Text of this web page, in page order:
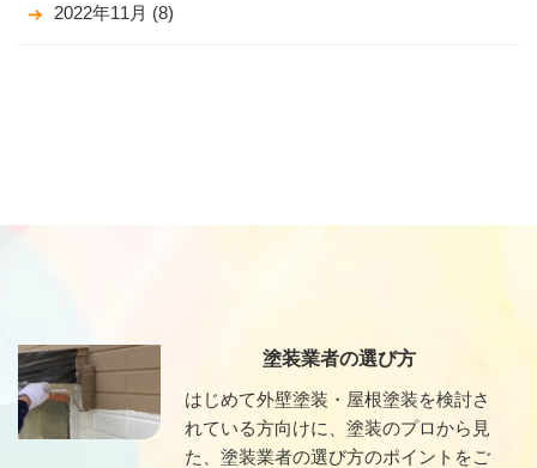
2022年11月 (8)
塗装業者の選び方
はじめて外壁塗装・屋根塗装を検討さ
れている方向けに、塗装のプロから見
た、塗装業者の選び方のポイントをご